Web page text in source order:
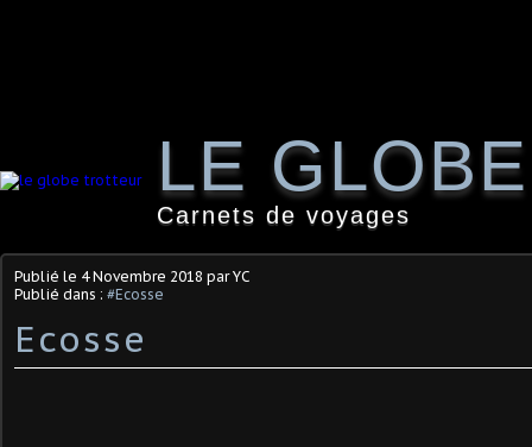
LE
Carnets de voyages
Publié le 4 Novembre 2018 par YC
Publié dans : #Ecosse
Ecosse